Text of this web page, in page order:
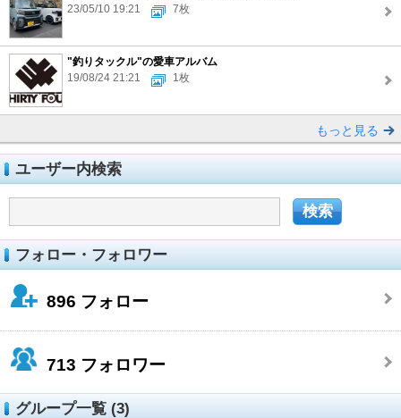
23/05/10 19:21
7枚
"釣りタックル"の愛車アルバム
19/08/24 21:21
1枚
もっと見る
ユーザー内検索
フォロー・フォロワー
896 フォロー
713 フォロワー
グループ一覧 (3)